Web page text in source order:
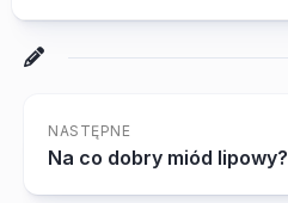
NASTĘPNE
Na co dobry miód lipowy?